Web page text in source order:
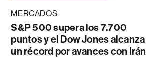
MERCADOS
S&P 500 supera los 7.700
puntos y el Dow Jones alcanza
un récord por avances con Irán